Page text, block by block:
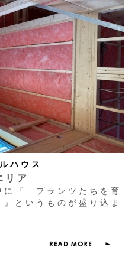
ハウス
リア
に『 プランツたちを育
というものが盛り込ま